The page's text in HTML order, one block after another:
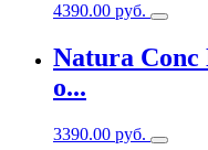
4390.00 руб.
Natura Conc
o...
3390.00 руб.